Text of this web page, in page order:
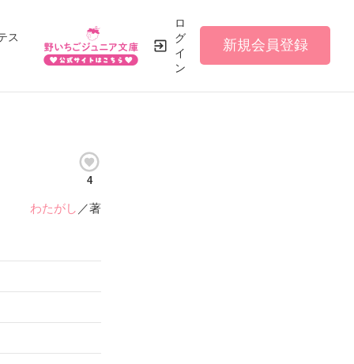
ス
ロ
グ
イ
ン
新規会員登録
4
わたがし ／著